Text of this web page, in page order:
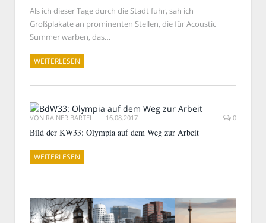
Als ich dieser Tage durch die Stadt fuhr, sah ich
Großplakate an prominenten Stellen, die für Acoustic
Summer warben, das…
WEITERLESEN
VON RAINER BARTEL 16.08.2017 0
Bild der KW33: Olympia auf dem Weg zur Arbeit
WEITERLESEN